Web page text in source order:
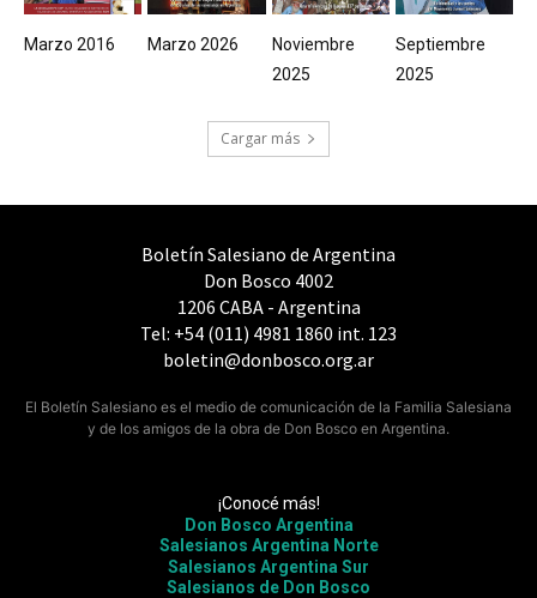
Marzo 2016 Marzo 2026
Noviembre
2025
Septiembre
2025
Cargar más
Boletín Salesiano de Argentina
Don Bosco 4002
1206 CABA - Argentina
Tel: +54 (011) 4981 1860 int. 123
boletin@donbosco.org.ar
El Boletín Salesiano es el medio de comunicación de la Familia Salesiana
y de los amigos de la obra de Don Bosco en Argentina.
¡Conocé más!
Don Bosco Argentina
Salesianos Argentina Norte
Salesianos Argentina Sur
Salesianos de Don Bosco